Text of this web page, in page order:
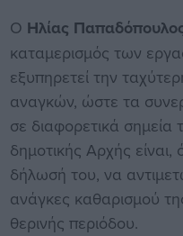
Ο Ηλίας
καταμερισμός των
εξυπηρετεί την
αναγκών, ώστε τα
σε διαφορετικά σημεία
δημοτικής Αρχής
δήλωσή του, να
ανάγκες καθαρισμού
θερινής περιόδου.